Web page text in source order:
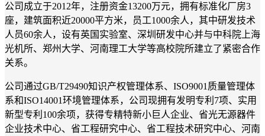
公司成立于2012年，注册资金13200万元，拥有标准化厂房3
座，建筑面积近20000平方米，员工1000余人，其中研发技术
人员60余人，设有英国实验室、深圳研发中心并与中科院上海
光机所、郑州大学、河南理工大学等高校院所建立了紧密合作
关系。
公司通过GB/T29490知识产权管理体系、ISO9001质量管理体
系和ISO14001环境管理体系，公司现拥有发明专利7项、实用
新型专利100余项，获得专精特新小巨人企业、省光无源器件
企业技术中心、省工程研究中心、省工程技术研究中心、河南